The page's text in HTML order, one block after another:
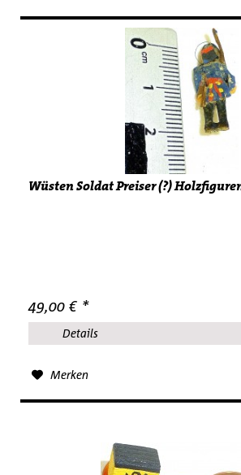
Wüsten Soldat Preiser (?)
49,00 € *
Details
Merken